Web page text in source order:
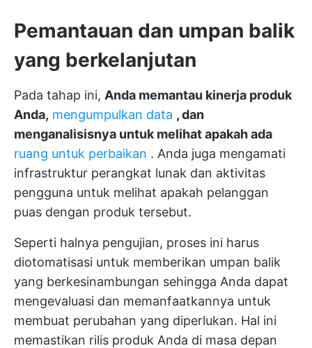
Pemantauan dan umpan balik
yang berkelanjutan
Pada tahap ini, Anda memantau kinerja produk
Anda, mengumpulkan data , dan
menganalisisnya untuk melihat apakah ada
ruang untuk perbaikan . Anda juga mengamati
infrastruktur perangkat lunak dan aktivitas
pengguna untuk melihat apakah pelanggan
puas dengan produk tersebut.
Seperti halnya pengujian, proses ini harus
diotomatisasi untuk memberikan umpan balik
yang berkesinambungan sehingga Anda dapat
mengevaluasi dan memanfaatkannya untuk
membuat perubahan yang diperlukan. Hal ini
memastikan rilis produk Anda di masa depan